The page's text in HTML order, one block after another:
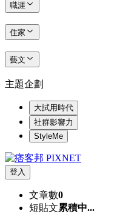
職涯
住家
藝文
主題企劃
大試用時代
社群影響力
StyleMe
登入
文章數0
短貼文累積中...